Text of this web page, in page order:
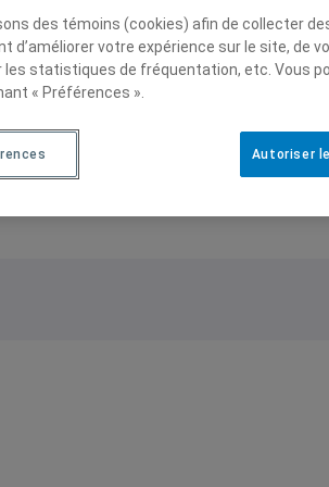
du pays, on trouve une
monde, avec 3513 membres).
de recherche chinois, Baidu,
des témoins (cookies) afin de collecter
d’améliorer votre expérience sur le site, de
les statistiques de fréquentation, etc. Vous
« Préférences ».
Autoriser